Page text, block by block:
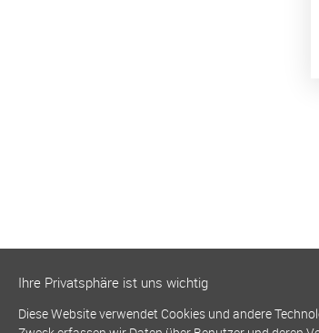
Ihre Privatsphäre ist uns wichtig
Diese Website verwendet Cookies und andere